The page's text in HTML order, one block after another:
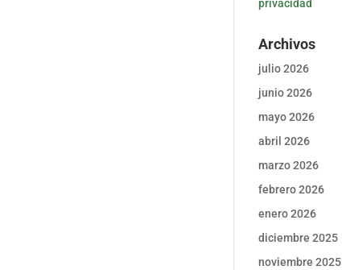
privacidad
Archivos
julio 2026
junio 2026
mayo 2026
abril 2026
marzo 2026
febrero 2026
enero 2026
diciembre 2025
noviembre 2025